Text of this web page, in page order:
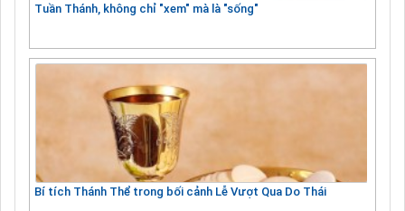
Tuần Thánh, không chỉ "xem" mà là "sống"
Bí tích Thánh Thể trong bối cảnh Lễ Vượt Qua Do Thái